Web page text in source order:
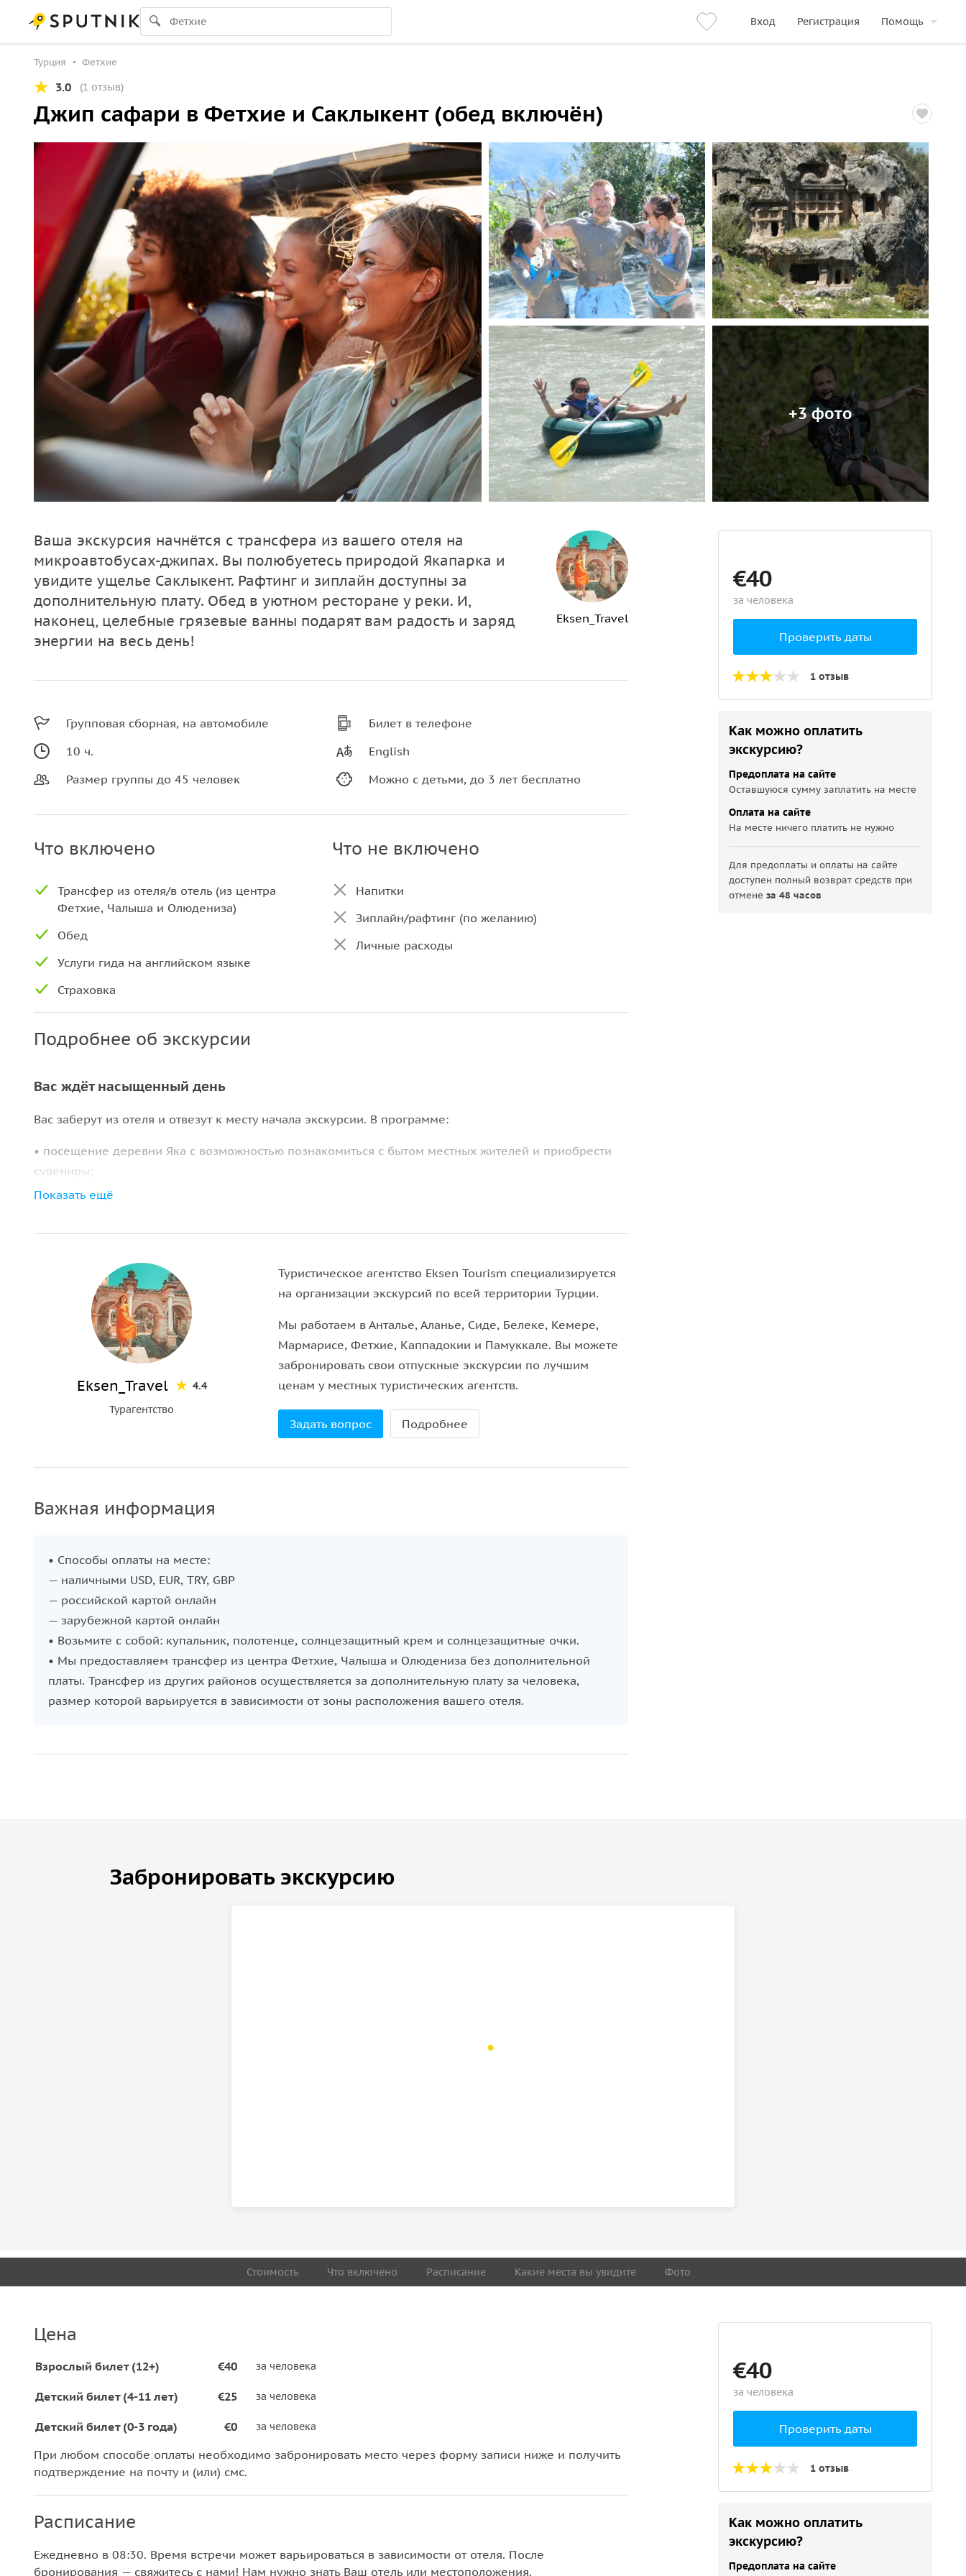
Вход Регистрация Помощь
Турция Фетхие
3.0 (1 отзыв)
Джип сафари в Фетхие и Саклыкент (обед включён)
+3 фото
Ваша экскурсия начнётся с трансфера из вашего отеля на
микроавтобусах-джипах. Вы полюбуетесь природой Якапарка и
увидите ущелье Саклыкент. Рафтинг и зиплайн доступны за
дополнительную плату. Обед в уютном ресторане у реки. И,
наконец, целебные грязевые ванны подарят вам радость и заряд
энергии на весь день!
Eksen_Travel
Групповая сборная, на автомобиле
10 ч.
Размер группы до 45 человек
Билет в телефоне
English
Можно с детьми, до 3 лет бесплатно
Что включено
Трансфер из отеля/в отель (из центра
Фетхие, Чалыша и Олюдениза)
Обед
Услуги гида на английском языке
Страховка
Что не включено
Напитки
Зиплайн/рафтинг (по желанию)
Личные расходы
Подробнее об экскурсии
Вас ждёт насыщенный день
Вас заберут из отеля и отвезут к месту начала экскурсии. В программе:
• посещение деревни Яка с возможностью познакомиться с бытом местных жителей и приобрести
сувениры;
•джип-сафари по бездорожью
•пляж Патарас грязевыми ваннами и наблюдением за черепахами Каретта-Каретта (если повезет).
По окончании тура вас отвезут обратно в отель.
Это безопасно?
Все водители —профессионалы с большим опытом, поэтому ваша безопасность гарантирована. В
каждом автомобиле имеются ремни безопасности, и их обязательно нужно пристёгивать во время
обязательный технический осмотри признаны пригодными для
поездок.
Показать ещё
Eksen_Travel
4.4
Турагентство
Туристическое агентство Eksen Tourism специализируется
на организации экскурсий по всей территории Турции.
Мы работаем в Анталье, Аланье, Сиде, Белеке, Кемере,
Мармарисе, Фетхие, Каппадокии и Памуккале. Вы можете
забронировать свои отпускные экскурсии по лучшим
ценам у местных туристических агентств.
Задать вопрос Подробнее
Важная информация
• Способы оплаты на месте:
— наличными USD, EUR, TRY, GBP
— российской картой онлайн
— зарубежной картой онлайн
• Возьмите с собой: купальник, полотенце, солнцезащитный крем и солнцезащитные очки.
• Мы предоставляем трансфер из центра Фетхие, Чалыша и Олюдениза без дополнительной
платы. Трансфер из других районов осуществляется за дополнительную плату за человека,
размер которой варьируется в зависимости от зоны расположения вашего отеля.
€40
за человека
Проверить даты
1 отзыв
Как можно оплатить
экскурсию?
Предоплата на сайте
Оставшуюся сумму заплатить на месте
Оплата на сайте
На месте ничего платить не нужно
Для предоплаты и оплаты на сайте
доступен полный возврат средств при
отменеза 48 часов
Забронировать экскурсию
Стоимость Что включено Расписание Какие места вы увидите Фото
Цена
Взрослый билет (12+) €40 за человека
Детский билет (4-11 лет) €25 за человека
Детский билет (0-3 года) €0 за человека
При любом способе оплаты необходимо забронировать место через форму записи ниже и получить
подтверждение на почту и (или) смс.
Расписание
Ежедневно в 08:30. Время встречи может варьироваться в зависимости от отеля. После
бронирования — свяжитесь с нами! Нам нужно знать Ваш отель или местоположения.
€40
за человека
Проверить даты
1 отзыв
Как можно оплатить
экскурсию?
Предоплата на сайте